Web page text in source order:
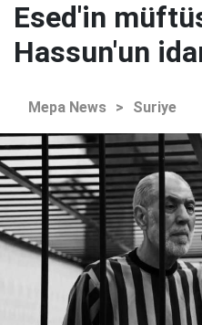
Esed'in
Hassun'un
Mepa News > Suriye